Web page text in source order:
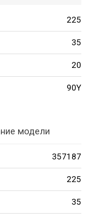
225
35
20
90Y
модели
357187
225
35